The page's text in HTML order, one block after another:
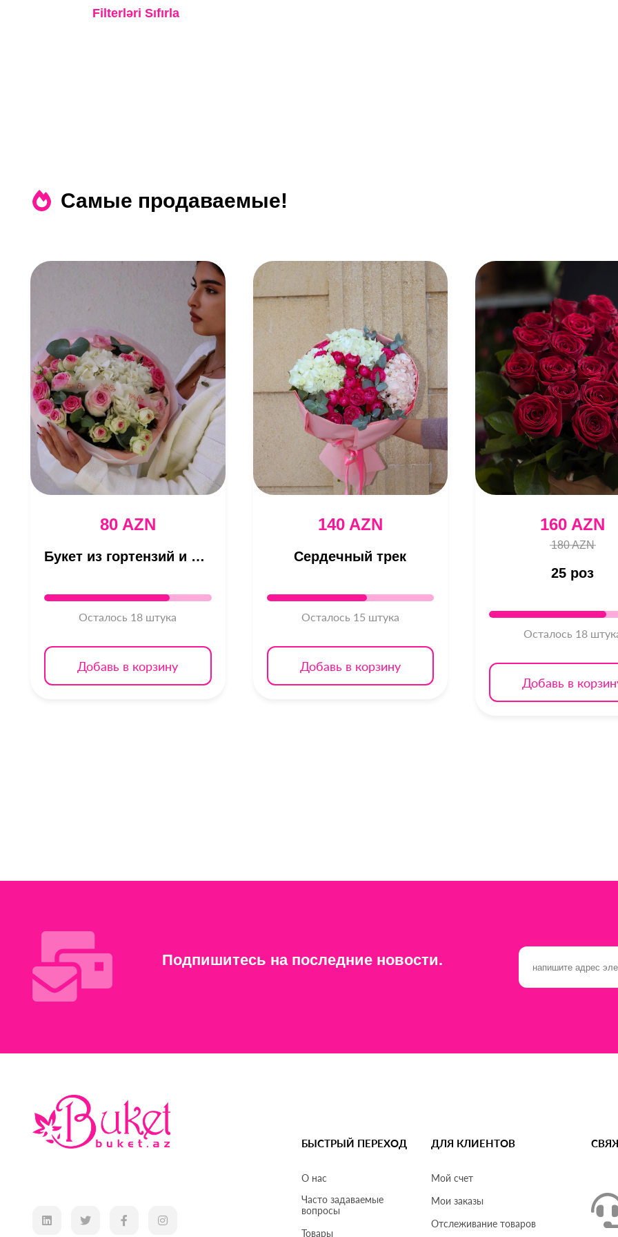
Букеты Для Невест
Filterləri Sıfırla
Самые продаваемые!
80 AZN
Букет из гортензий и кустовых роз
Осталось 18 штука
Добавь в корзину
140 AZN
Сердечный трек
Осталось 15 штука
Добавь в корзину
160 AZN
180 AZN
25 роз
Осталось 18
Добавь в
Подпишитесь на последние новости.
БЫСТРЫЙ ПЕРЕХОД
О нас
Часто задаваемые
вопросы
Товары
ДЛЯ КЛИЕНТОВ
Мой счет
Мои заказы
Отслеживание товаров